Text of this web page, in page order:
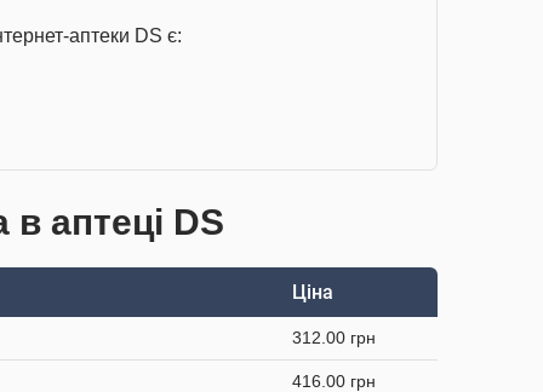
аптеки DS є:
в аптеці DS
Ціна
312.00 грн
416.00 грн